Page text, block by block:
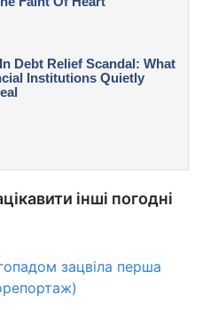
інші погодні
зацвіла перша